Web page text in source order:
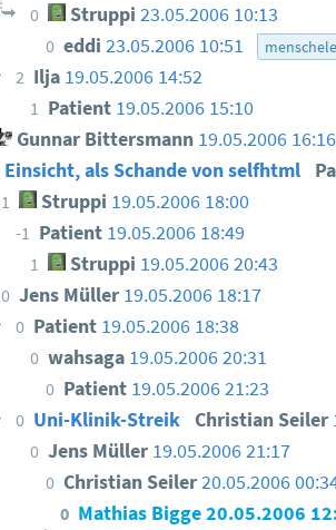
0 Struppi 23.05.2006 10:13
0 eddi 23.05.2006 10:51
2 Ilja 19.05.2006 14:52
1 Patient 19.05.2006 15:10
Gunnar Bittersmann 19.05.2006 16:16
Einsicht, als Schande von selfhtml
1 Struppi 19.05.2006 18:00
-1 Patient 19.05.2006 18:49
1 Struppi 19.05.2006 20:43
0 Jens Müller 19.05.2006 18:17
0 Patient 19.05.2006 18:38
0 wahsaga 19.05.2006 20:31
0 Patient 19.05.2006 21:23
0 Uni-Klinik-Streik Christian Seiler
0 Jens Müller 19.05.2006 21:17
0 Christian Seiler20.05.2006
0 Mathias Bigge20.05.2006